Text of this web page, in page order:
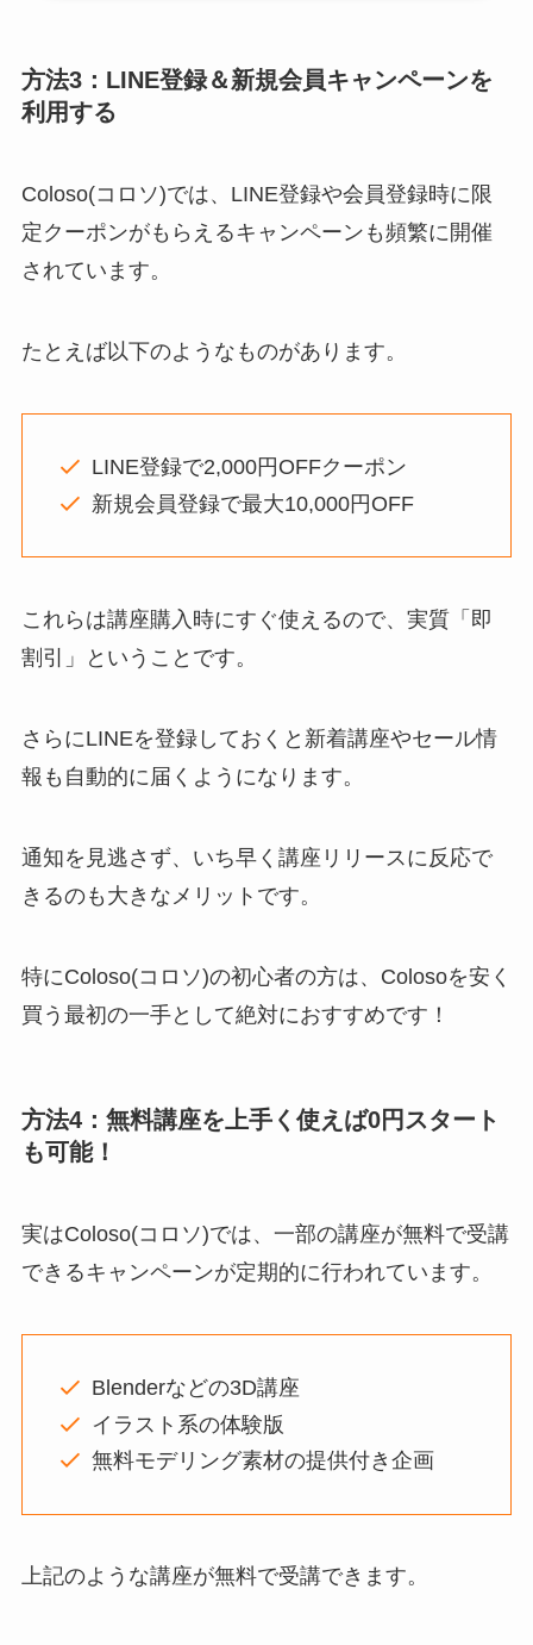
方法3：LINE登録＆新規会員キャンペーンを
利用する
Coloso(コロソ)では、LINE登録や会員登録時に限
定クーポンがもらえるキャンペーンも頻繁に開催
されています。
たとえば以下のようなものがあります。
LINE登録で2,000円OFFクーポン
新規会員登録で最大10,000円OFF
これらは講座購入時にすぐ使えるので、実質「即
割引」ということです。
さらにLINEを登録しておくと新着講座やセール情
報も自動的に届くようになります。
通知を見逃さず、いち早く講座リリースに反応で
きるのも大きなメリットです。
特にColoso(コロソ)の初心者の方は、Colosoを安く
買う最初の一手として絶対におすすめです！
方法4：無料講座を上手く使えば0円スタート
も可能！
実はColoso(コロソ)では、一部の講座が無料で受講
できるキャンペーンが定期的に行われています。
Blenderなどの3D講座
イラスト系の体験版
無料モデリング素材の提供付き企画
上記のような講座が無料で受講できます。